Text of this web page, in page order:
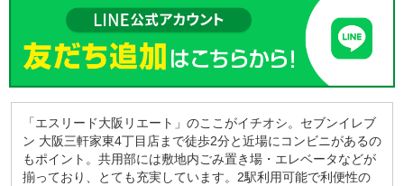
「エスリード大阪リエート」のここがイチオシ。セブンイレブ
ン 大阪三軒家東4丁目店まで徒歩2分と近場にコンビニがあるの
もポイント。共用部には敷地内ごみ置き場・エレベータなどが
揃っており、とても充実しています。2駅利用可能で利便性の